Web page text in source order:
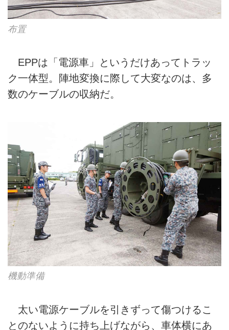
布置
EPPは「電源車」というだけあってトラッ
ク一体型。陣地変換に際して大変なのは、多
数のケーブルの収納だ。
機動準備
太い電源ケーブルを引きずって傷つけるこ
とのないように持ち上げながら、車体横にあ